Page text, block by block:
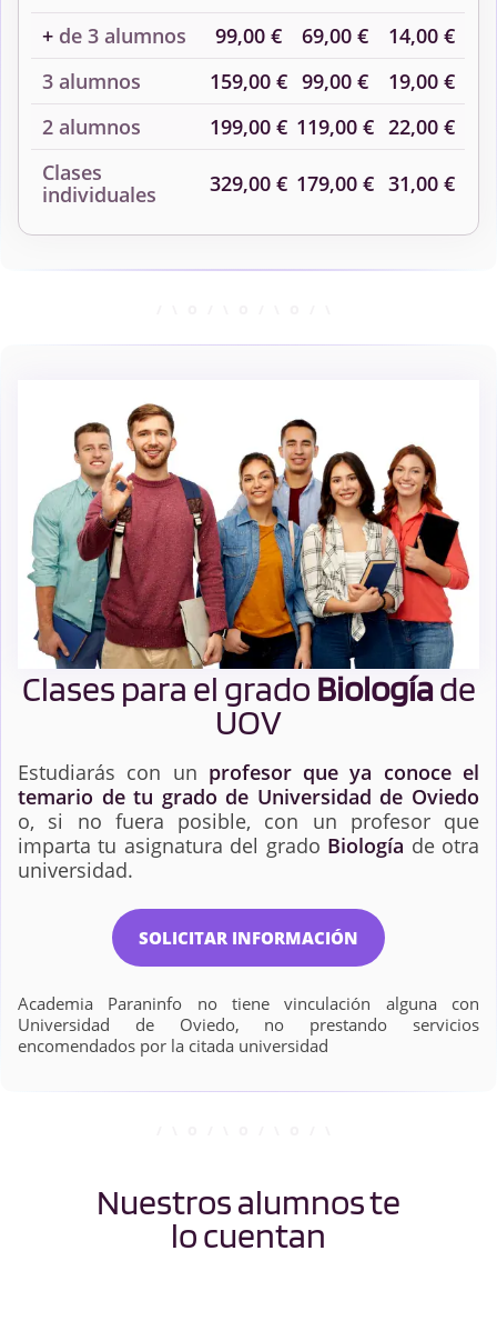
+ de 3 alumnos 99,00 € 69,00 €
14,00 €
3 alumnos
159,00 € 99,00 €
19,00 €
2 alumnos
199,00 € 119,00 € 22,00 €
Clases
individuales
329,00 € 179,00 € 31,00 €
Clases para el grado Biologíade
UOV
Estudiarás con un profesor que ya conoce el
temario de tu grado de Universidad de Oviedo
o, si no fuera posible, con un profesor que
imparta tu asignatura del grado Biología de otra
universidad.
SOLICITAR INFORMACIÓN
Academia Paraninfo no tiene vinculación alguna con
Universidad de Oviedo, no prestando servicios
encomendados por la citada universidad
Nuestros alumnos te
lo cuentan